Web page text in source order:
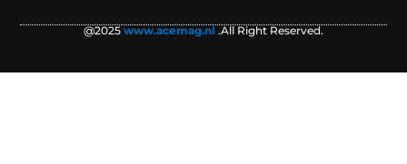
@2025www.acemag.nl .All Right Reserved.